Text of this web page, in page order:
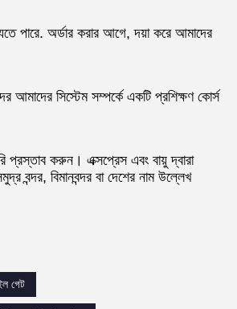
পারে. অর্ডার করার আগে, দয়া করে আমাদের
আমাদের সিস্টেম সম্পর্কে একটি প্রশিক্ষণ কোর্স
প্রস্তাব করুন। এক্সপ্রেস এবং বায়ু দ্বারা
বন্দর, বিমানবন্দর বা দেশের নাম উল্লেখ
গেট